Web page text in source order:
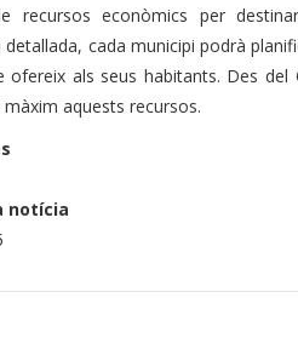
recursos econòmics per
cada municipi podrà
ofereix als seus habitants. Des
aquests recursos.
notícia